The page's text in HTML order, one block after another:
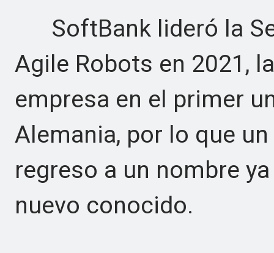
SoftBank lideró la
Agile Robots en 2021,
empresa en el primer
Alemania, por lo que
regreso a un nombre
nuevo conocido.